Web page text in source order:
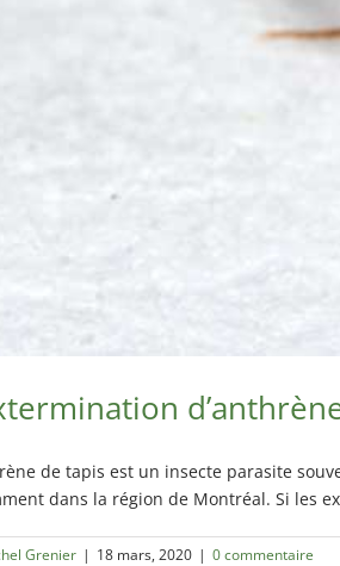
de tapis est un insecte parasite
dans la région de Montréal. Si les
Grenier | 18 mars, 2020 | 0 commentaire